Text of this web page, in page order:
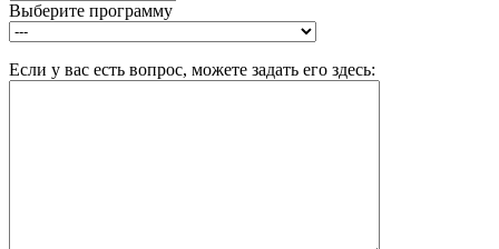
Выберите программу
Если у вас есть вопрос, можете задать его здесь: